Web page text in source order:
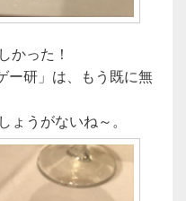
かった！
ー研」は、もう既に無
うがないね～。